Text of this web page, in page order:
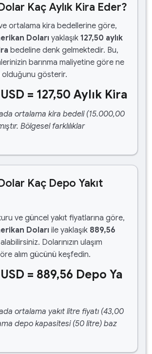
Kaç Aylık Kira Eder?
ortalama kira bedellerine göre,
Doları yaklaşık 127,50 aylık
bedeline denk gelmektedir. Bu,
barınma maliyetine göre ne
gösterir.
= 127,50 Aylık Kira
ortalama kira bedeli (15.000,00
Bölgesel farklılıklar
Kaç Depo Yakıt
ve güncel yakıt fiyatlarına göre,
Doları ile yaklaşık 889,56
alabilirsiniz. Dolarınızın ulaşım
alım gücünü keşfedin.
= 889,56 Depo Ya
ortalama yakıt litre fiyatı (43,00
depo kapasitesi (50 litre) baz